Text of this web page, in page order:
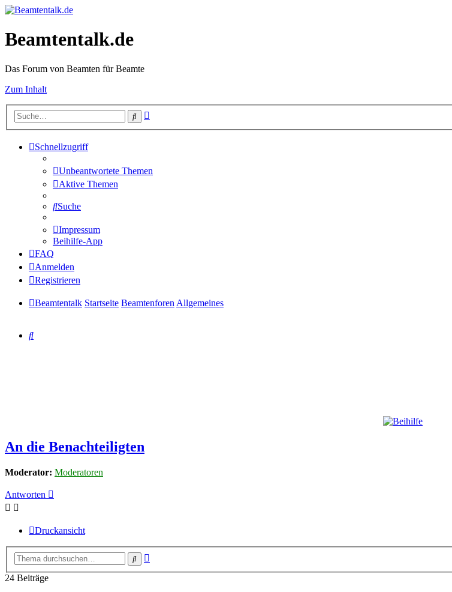
Beamtentalk.de
Das Forum von Beamten für Beamte
Zum Inhalt
Suche
Schnellzugriff
Unbeantwortete Themen
Aktive Themen
Suche
Impressum
Beihilfe-App
FAQ
Anmelden
Registrieren
Beamtentalk Startseite BeamtenforenAllgemeines
Suche
An die Benachteiligten
Moderator: Moderatoren
Antworten
Druckansicht
Suche
24 Beiträge